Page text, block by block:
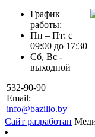
График
работы:
Пн – Пт: с
09:00 до 17:30
Сб, Вс -
выходной
532-90-90
Email:
info@bazilio.by
Сайт разработан